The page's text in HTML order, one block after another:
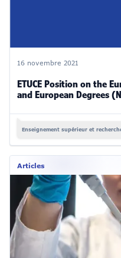
16 novembre 2021
ETUCE Position on the
and European Degrees
Enseignement supérieur et
Articles